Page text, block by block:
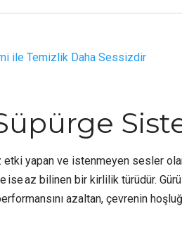
yapan ve istenmeyen sesler
ise az bilinen bir kirlilik türüdür.
azaltan, çevrenin